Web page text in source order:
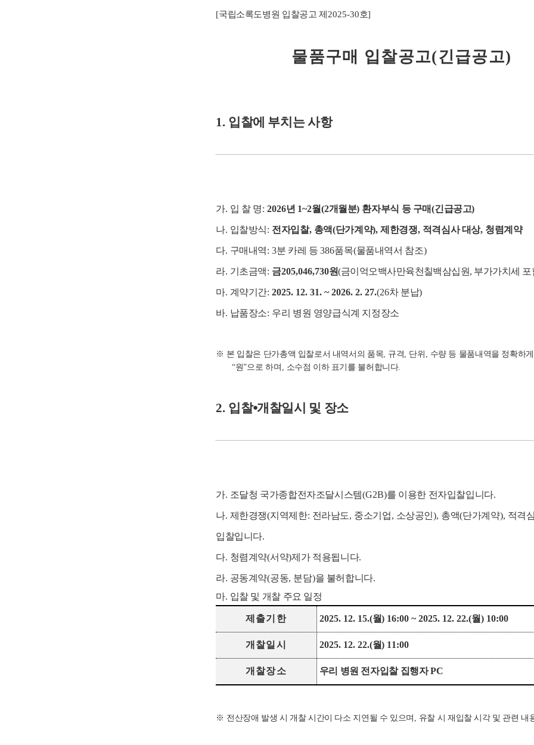
[국립소록도병원 입찰공고 제 2025-30호]
물품구매 입찰공고(긴급공고)
1. 입찰에 부치는 사항
가. 입 찰 명: 2026년 1~2월(2개월분) 환자부식 등 구매(긴급공고)
나. 입찰방식: 전자입찰, 총액(단가계약),제한경쟁, 적격심사 대상, 청렴계약
다. 구매내역: 3분 카레 등386품목(물품내역서 참조)
라. 기초금액: 금205,046,730원(금이억오백사만육천칠백삼십원, 부가가치세 포
마. 계약기간: 2025. 12. 31. ~ 2026. 2. 27.(26차 분납)
바. 납품장소: 우리 병원 영양급식계 지정장소
※ 본 입찰은 단가총액 입찰로서 내역서의 품목, 규격, 단위 , 수량 등 물품내역을 정확하
“원”으로 하며 , 소수점 이하 표기를 불허합니다.
2. 입찰⦁개찰일시 및 장소
가. 조달청 국가종합전자조달시스템(G2B)를 이용한 전자입찰입니다.
나. 제한경쟁(지역제한: 전라남도, 중소기업, 소상공인), 총액(단가계약), 적격
입찰입니다.
다. 청렴계약(서약)제가 적용됩니다.
라. 공동계약(공동, 분담)을 불허합니다.
마. 입찰 및 개찰 주요 일정
제출기한 2025. 12. 15.(월) 16:00 ~ 2025. 12. 22.(월) 10:00
개찰일시 2025. 12. 22.(월) 11:00
개찰장소 우리 병원 전자입찰 집행자PC
※ 전산장애 발생 시 개찰 시간이 다소 지연될 수 있으며 , 유찰 시 재입찰 시각 및 관련 내